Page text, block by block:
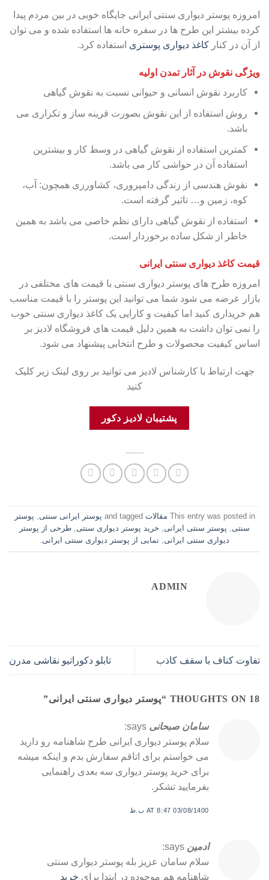
امروزه پوستر دیواری سنتی ایرانی جایگاه خوبی در بین مردم پیدا
کرده بیشتر این طرح ها در سفره خانه ها استفاده شده و می توان
از آن در کنار کاغذ دیواری پوستری استفاده کرد.
ویژگی نقوش در آثار تمدن اولیه
کاربرد نقوش انسانی و حیوانی نسبت به نقوش گیاهی
روش استفاده از این نقوش بصورت قرینه ساز و تکراری می
باشد.
کمترین استفاده از نقوش گیاهی در وسط کار و بیشترین
استفاده آن در حواشی کار می باشد.
نقوش هندسی از زندگی دامپروری، کشاورزی همچون: آب،
کوه، زمین و… تاثیر گرفته است.
استفاده از نقوش گیاهی دارای نظم خاصی می باشد به همین
خاطر از شکل ساده برخوردار است.
قیمت کاغذ دیواری سنتی ایرانی
امروزه طرح های پوستر دیواری سنتی با قیمت های مختلفی در
بازار عرضه می شود شما می توانید این پوستر را با قیمت مناسب
هم خریداری کنید اما کیفیت و کارایی یک کاغذ دیواری سنتی خوب
را نمی توان داشت به همین دلیل قیمت های فروشگاه لادیز بر
اساس کیفیت محصولات و طرح انتخابی پیشنهاد می شود.
جهت ارتباط با کارشناس لادیز می توانید بر روی لینک زیر کلیک
کنید
پشتیبان لادیز دکور
This entry was posted in مقالات پوستر ایرانی سنتی, پوستر
سنتی, پوستر سنتی ایرانی, خرید پوستر دیواری سنتی, طرحی از پوستر
دیواری سنتی ایرانی, نمایی از پوستر دیواری سنتی ایرانی.
ADMIN
تفاوت کناف با سقف کاذب تابلو دکوراتیو نقاشی مدرن
18 THOUGHTS ON “ پوستر دیواری سنتی ایرانی”
سامان صبحانی says:
سلام پوستر دیواری ایرانی طرح شاهنامه رو دارید
می خواستم برای اتاقم سفارش بدم و اینکه میشه
برای خرید پوستر دیواری سه بعدی راهنمایی
بفرمایید تشکر.
03/08/1400 AT 8:47 ب.ظ
ادمین says:
سلام سامان عزیز بله پوستر دیواری سنتی
شاهنامه هم موجوده در ابتدا برای خرید